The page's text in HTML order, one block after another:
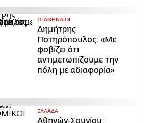
ΟΙ ΑΘΗΝΑΙΟΙ
Δημήτρης
Ποτηρόπουλος: «Με
φοβίζει ότι
αντιμετωπίζουμε την
πόλη με αδιαφορία»
ΕΛΛΑΔΑ
Αθηνών-Σουνίου: